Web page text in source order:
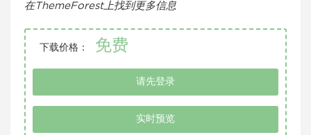
在ThemeForest上找到更多信息
下载价格： 免费
请先登录
实时预览